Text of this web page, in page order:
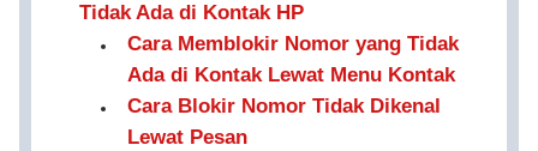
Tidak Ada di Kontak HP
Cara Memblokir Nomor yang Tidak
Ada di Kontak Lewat Menu Kontak
Cara Blokir Nomor Tidak Dikenal
Lewat Pesan